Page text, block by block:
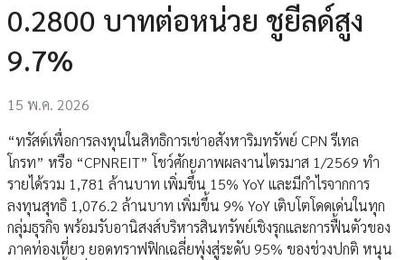
0.2800 บาทต่อหน่วย ชูยีลด์สูง
9.7%
15 พ.ค. 2026
“ทรัสต์เพื่อการลงทุนในสิทธิการเช่าอสังหาริมทรัพย์ CPN รีเทล
โกรท” หรือ “CPNREIT” โชว์ศักยภาพผลงานไตรมาส 1/2569 ทำ
รายได้รวม 1,781 ล้านบาท เพิ่มขึ้น 15% YoY และมีกำไรจากการ
ลงทุนสุทธิ 1,076.2 ล้านบาท เพิ่มขึ้น 9% YoY เติบโตโดดเด่นในทุก
กลุ่มธุรกิจ พร้อมรับอานิสงส์บริหารสินทรัพย์เชิงรุกและการฟื้นตัวของ
ภาคท่องเที่ยว ยอดทราฟฟิกเฉลี่ยพุ่งสู่ระดับ 95% ของช่วงปกติ หนุน